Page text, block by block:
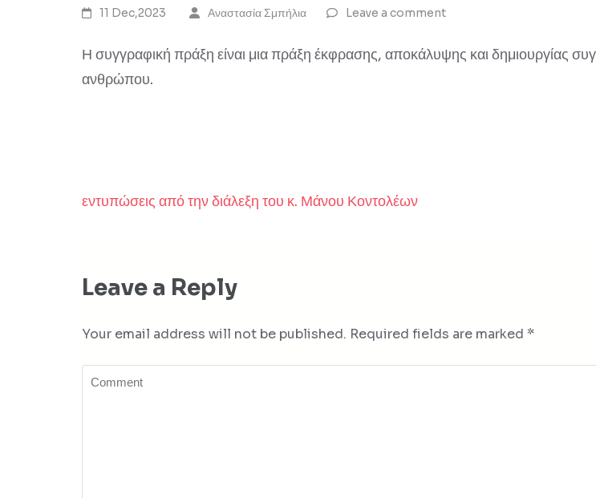
11 Dec,2023 Αναστασία Σμπήλια Leave a comment
Η συγγραφική πράξη είναι μια πράξη έκφρασης, αποκάλυψης και δημιουργίας
ανθρώπου.
Post
εντυπώσεις από την διάλεξη του κ. Μάνου Κοντολέων
Leave a Reply
Your email address will not be published. Required fields are marked *
Comment